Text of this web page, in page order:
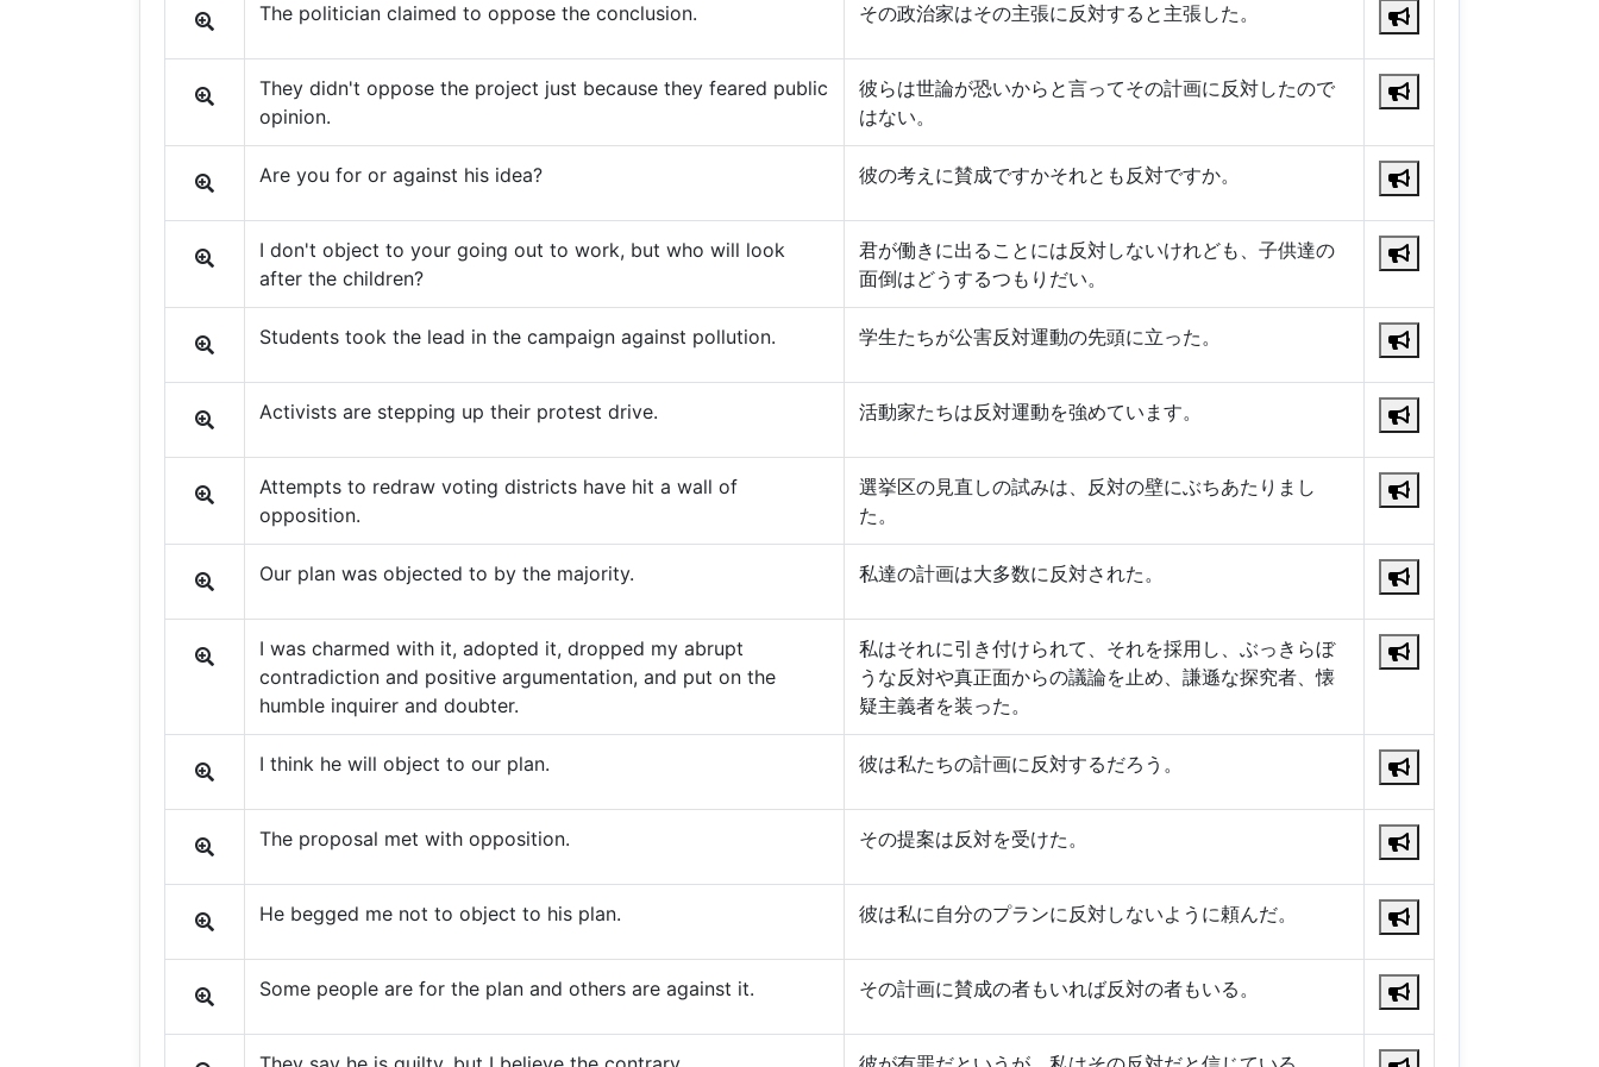
The politician claimed to oppose the conclusion. その政治家はその主張に反対すると主張した。
They didn't oppose the project just because they feared public
opinion.
彼らは世論が恐いからと言ってその計画に反対したので
はない。
Are you for or against his idea? 彼の考えに賛成ですかそれとも反対ですか。
I don't object to your going out to work, but who will look
after the children?
君が働きに出ることには反対しないけれども、子供達の
面倒はどうするつもりだい。
Students took the lead in the campaign against pollution. 学生たちが公害反対運動の先頭に立った。
Activists are stepping up their protest drive. 活動家たちは反対運動を強めています。
Attempts to redraw voting districts have hit a wall of
opposition.
選挙区の見直しの試みは、反対の壁にぶちあたりまし
た。
Our plan was objected to by the majority. 私達の計画は大多数に反対された。
I was charmed with it, adopted it, dropped my abrupt
contradiction and positive argumentation, and put on the
humble inquirer and doubter.
私はそれに引き付けられて、それを採用し、ぶっきらぼ
うな反対や真正面からの議論を止め、謙遜な探究者、懐
疑主義者を装った。
I think he will object to our plan. 彼は私たちの計画に反対するだろう。
The proposal met with opposition. その提案は反対を受けた。
He begged me not to object to his plan. 彼は私に自分のプランに反対しないように頼んだ。
Some people are for the plan and others are against it. その計画に賛成の者もいれば反対の者もいる。